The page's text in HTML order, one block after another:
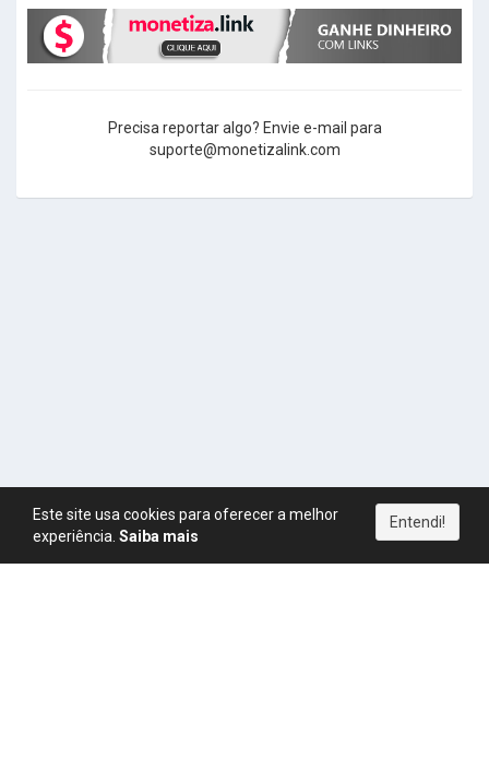
Precisa reportar algo? Envie e-mail para
suporte@monetizalink.com
Este site usa cookies para oferecer a melhor
experiência. Saiba mais
Entendi!